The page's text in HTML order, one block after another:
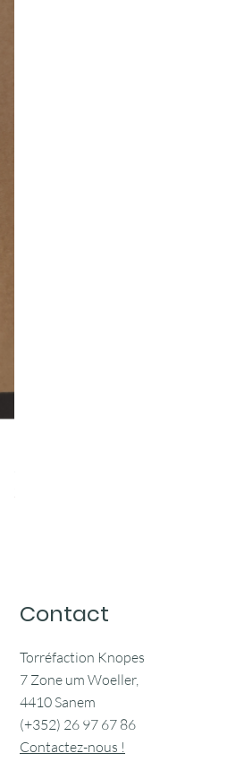
Contact
Torréfaction Knopes
7 Zone um Woeller,
4410 Sanem
(+352) 26 97 67 86
Contactez-nous !